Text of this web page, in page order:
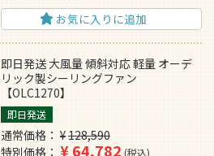
お気に入りに追加
即日発送 大風量 傾斜対応 軽量 オーデ
リック製シーリングファン
【OLC1270】
即日発送
通常価格 ¥128,590
特別価格
¥64,782 税込